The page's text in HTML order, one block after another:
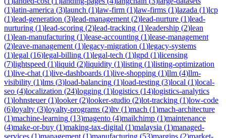
(1)latin-america (3)launch (1)law-firm (1)law-firms (1)lazada (1)lcp
(1)lead-generation (3)lead-management (2)lead-nurture (1)lead-
nurturing (1)lead-scoring (2)lead-tracking (1)leadership (2)lean
(1)lean-manufacturing (1)lease-accounting (1)lease-management
(2)leave-management (1)legacy-migration (1)legacy-systems
(1)legal (16)legal-billing (1)legal-tech (1)lgpd (1)licensing
(7)lightspeed (1)liquid (2)liquidity (1)listing (1)listing-optimization
(1)live-chat (1)live-dashboards (1)live-shopping (1)llm (4)llm-
visibility (1)lms (3)load-balancing (1)load-testing (3)local (1)local-
seo (4)localization (24)logging (1)logistics (14)logistics-analytics
(1)lohnsteuer(1)looker(2)looker-studio (2)lot-tracking (1)low-code
(6)loyalty (3)loyalty-programs (2)ltv (1)mach (1)mach-architecture
(1)machine-learning (13)magento (4)mailchimp (1)maintenance
(4)make-or-buy (1)making-tax-digital (1)malaysia (1)managed-
services (1)management (1)manufacturing (53)margins (2)market-